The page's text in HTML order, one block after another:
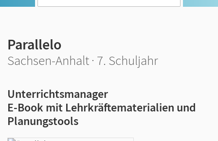
Parallelo
Sachsen-Anhalt · 7. Schuljahr
Unterrichtsmanager
E-Book mit Lehrkräftematerialien und
Planungstools